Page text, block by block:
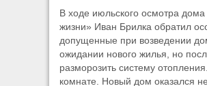
В ходе июльского осмотра
жизни» Иван Брилка обратил
допущенные при возведении
ожидании нового жилья, но
разморозить систему
комнате. Новый дом оказался